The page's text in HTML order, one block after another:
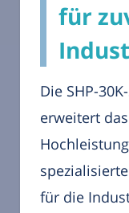
für
Die SHP-
erweitert
für die